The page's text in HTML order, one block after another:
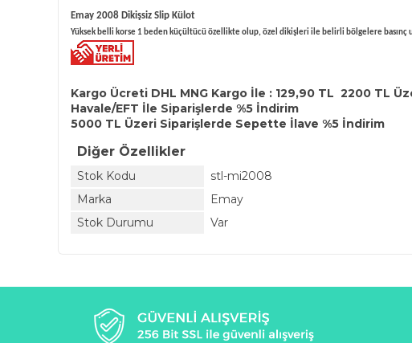
Emay 2008 Dikişsiz Slip Külot
Yüksek belli korse 1 beden küçültücü özellikte olup, özel dikişleri ile belirli bölgelere basınç
Kargo Ücreti DHL MNG Kargo İle : 129,90 TL 2200 TL
Havale/EFT İle Siparişlerde %5 İndirim
5000 TL Üzeri Siparişlerde Sepette İlave %5 İndirim
Diğer Özellikler
Stok Kodu
stl-mi2008
Marka
Emay
Stok Durumu
Var